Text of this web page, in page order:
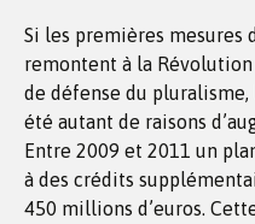
Si les premières mesures
remontent à la
de défense du
été autant de raisons
Entre 2009 et 2011 un
à des crédits
450 millions d’euros.